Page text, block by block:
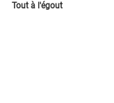
Tout à l'égout